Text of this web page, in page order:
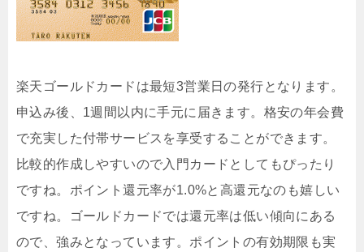
楽天ゴールドカードは最短3営業日の発行となります。
申込み後、1週間以内に手元に届きます。格安の年会費
で充実した付帯サービスを享受することができます。
比較的作成しやすいので入門カードとしてもぴったり
ですね。ポイント還元率が1.0%と高還元なのも嬉しい
ですね。ゴールドカードでは還元率は低い傾向にある
ので、強みとなっています。ポイントの有効期限も実